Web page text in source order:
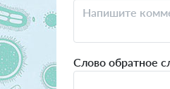
Слово обратное